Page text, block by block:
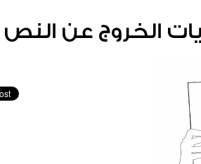
الخروج عن النص